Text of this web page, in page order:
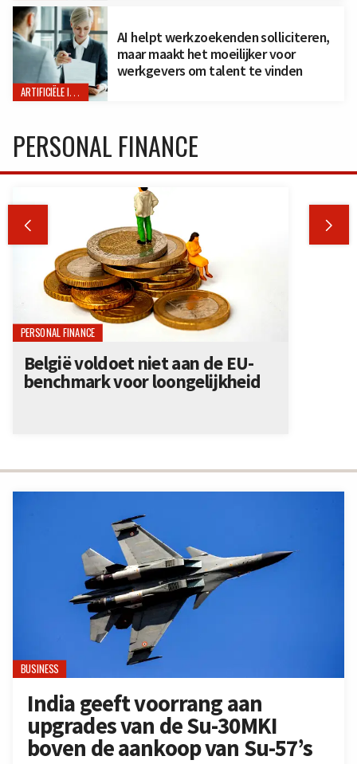
ARTIFICIËLE INTELLIGENTIE
AI helpt werkzoekenden solliciteren,
maar maakt het moeilijker voor
werkgevers om talent te vinden
BUSINESS
India geeft voorrang aan
upgrades van de Su-30MKI
boven de aankoop van Su-57’s
PERSONAL FINANCE
 
PERSONAL FINANCE
België voldoet niet aan de EU-
benchmark voor loongelijkheid